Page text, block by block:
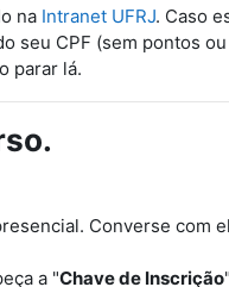
na Intranet UFRJ. Caso
seu CPF (sem pontos
parar lá.
Converse
a "Chave de Inscrição